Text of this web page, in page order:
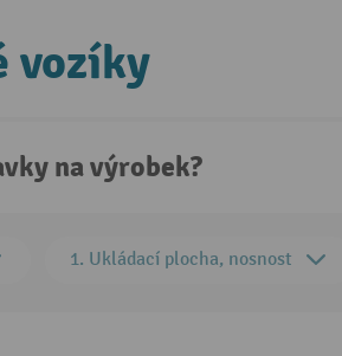
vozíky
na výrobek?
1. Ukládací plocha, nosnost